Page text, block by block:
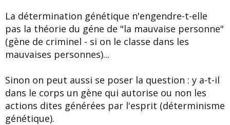
La détermination génétique n'engendre-t-elle
pas la théorie du géne de "la mauvaise personne"
(gène de criminel - si on le classe dans les
mauvaises personnes)...
Sinon on peut aussi se poser la question : y a-t-il
dans le corps un gène qui autorise ou non les
actions dites générées par l'esprit (déterminisme
génétique).